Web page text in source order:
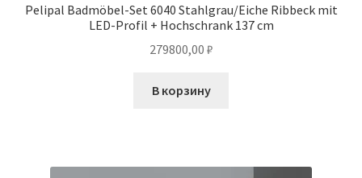
Pelipal Badmöbel-Set 6040 Stahlgrau/Eiche Ribbeck mit
LED-Profil + Hochschrank 137 cm
279800,00 ₽
В корзину